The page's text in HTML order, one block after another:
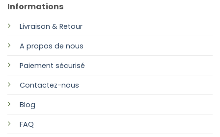
Informations
Livraison & Retour
A propos de nous
Paiement sécurisé
Contactez-nous
Blog
FAQ